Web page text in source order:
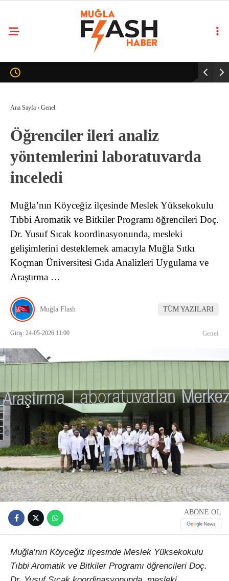
Ana Sayfa › Genel
Öğrenciler ileri analiz
yöntemlerini laboratuvarda
inceledi
Muğla’nın Köyceğiz ilçesinde Meslek Yüksekokulu
Tıbbi Aromatik ve Bitkiler Programı öğrencileri Doç.
Dr. Yusuf Sıcak koordinasyonunda, mesleki
gelişimlerini desteklemek amacıyla Muğla Sıtkı
Koçman Üniversitesi Gıda Analizleri Uygulama ve
Araştırma …
Muğla Flash TÜM YAZILARI
Giriş: 24-05-2026 11:00 Genel
ABONE OL
Muğla’nın Köyceğiz ilçesinde Meslek Yüksekokulu
Tıbbi Aromatik ve Bitkiler Programı öğrencileri Doç.